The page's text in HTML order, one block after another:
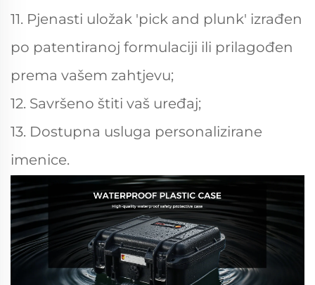
11. Pjenasti uložak 'pick and plunk' izrađen
po patentiranoj formulaciji ili prilagođen
prema vašem zahtjevu;
12. Savršeno štiti vaš uređaj;
13. Dostupna usluga personalizirane
imenice.